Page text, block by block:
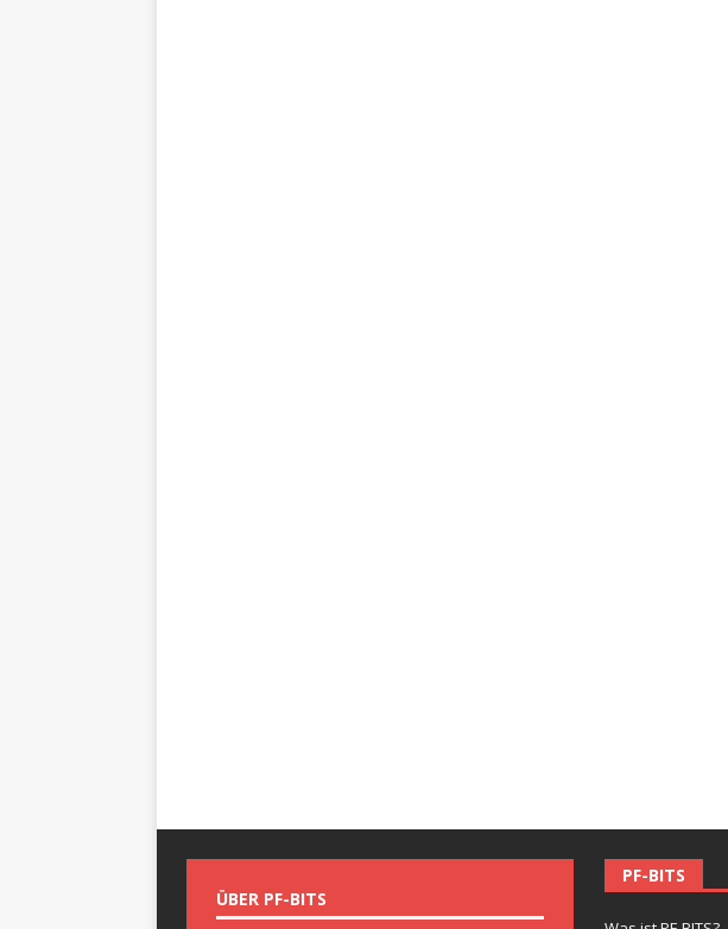
ÜBER PF-BITS
PF-BITS